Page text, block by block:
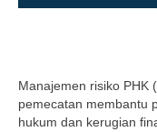
Manajemen risiko PHK
pemecatan membantu
hukum dan kerugian